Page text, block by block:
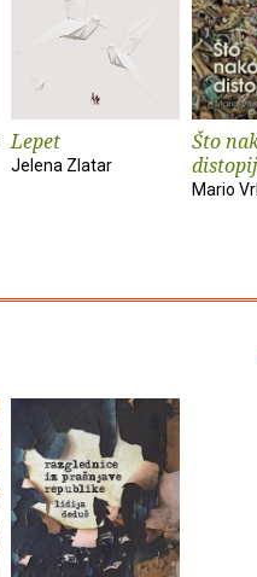
Lepet
Jelena Zlatar
Što
Mario